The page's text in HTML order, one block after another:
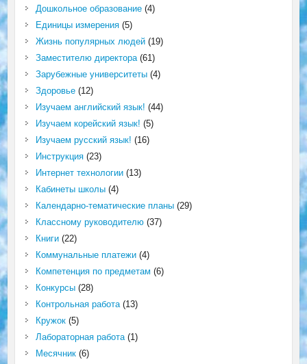
Дошкольное образование(4)
Единицы измерения(5)
Жизнь популярных людей(19)
Заместителю директора(61)
Зарубежные университеты(4)
Здоровье(12)
Изучаем английский язык! (44)
Изучаем корейский язык! (5)
Изучаем русский язык! (16)
Инструкция(23)
Интернет технологии(13)
Кабинеты школы(4)
Календарно-тематические планы(29)
Классному руководителю(37)
Книги(22)
Коммунальные платежи(4)
Компетенция по предметам (6)
Конкурсы(28)
Контрольная работа(13)
Кружок(5)
Лабораторная работа(1)
Месячник(6)